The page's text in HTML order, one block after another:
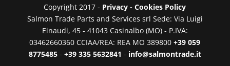
Copyright 2017 - Privacy - Cookies Policy
Salmon Trade Parts and Services srl Sede: Via Luigi
Einaudi, 45 - 41043 Casinalbo (MO) - P.IVA:
03462660360 CCIAA/REA: REA MO 389800+39 059
8775485 - +39 335 5632841 - info@salmontrade.it